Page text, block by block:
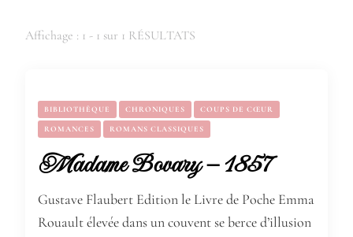
Affichage : 1 - 1 sur 1 RÉSULTATS
BIBLIOTHÈQUE CHRONIQUES COUPS DE CŒUR
ROMANCES ROMANS CLASSIQUES
Madame Bovary – 1857
Gustave Flaubert Edition le Livre de Poche Emma
Rouault élevée dans un couvent se berce d’illusion